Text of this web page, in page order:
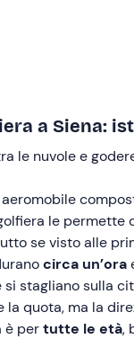
a Siena:
le nuvole e
le
se visto alle
circa un’ora
stagliano sulla
la quota, ma la
è pertutte le età,